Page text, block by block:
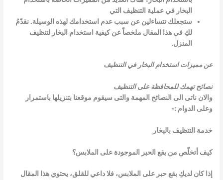
البخار في عملية التنظيف التي
ستجعلك تتساءلين عن سبب عدم استخدامك لهذه الوسيلة. نقدّمُ
لكِ في هذا المقال ملخصاً عن كيفية استخدام البخار لتنظيف
المنزل.
عن مميزات استخدام البخار في التنظيف
نصائح تهمك للمحافظة على التنظيف
والان ناتى الى النصائح المهمة والتى سيقوم موقعنا بتنزيلها باستمرار
وعلى الدوام :-
خدمة التنظيف بالبخار
كيف أتخلّص من بقع الحبر الموجودة على الملابس؟
إذا كان لديكِ بقع حبر على الملابس، فلا داعي للقلق، يحتوي هذا المقال